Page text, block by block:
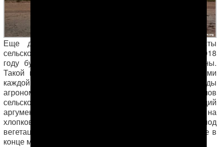
Еще до начала уборочной кампании специалисты
сельского хозяйства предсказывали, что хлопка в 2018
году будет меньше, чем во все предыдущие сезоны.
Такой неутешительный вывод делался специалистами
каждой из 4-х хлопкосеющих областей. Свои доводы
агрономы дехканских объединений и работники отделов
сельского хозяйства районных администраций
аргументировали тем, что в 2018 году ситуация на
хлопковых полях усугубилась острой нехваткой в период
вегетации поливной воды и прокатившейся по стране в
конце мая солевой бурей.